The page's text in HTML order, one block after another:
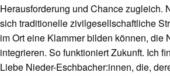
Herausforderung und Chance zugleich.
sich traditionelle zivilgesellschaftliche
im Ort eine Klammer bilden können, die
integrieren. So funktioniert Zukunft. Ich
Liebe Nieder-Eschbacher:innen, die,